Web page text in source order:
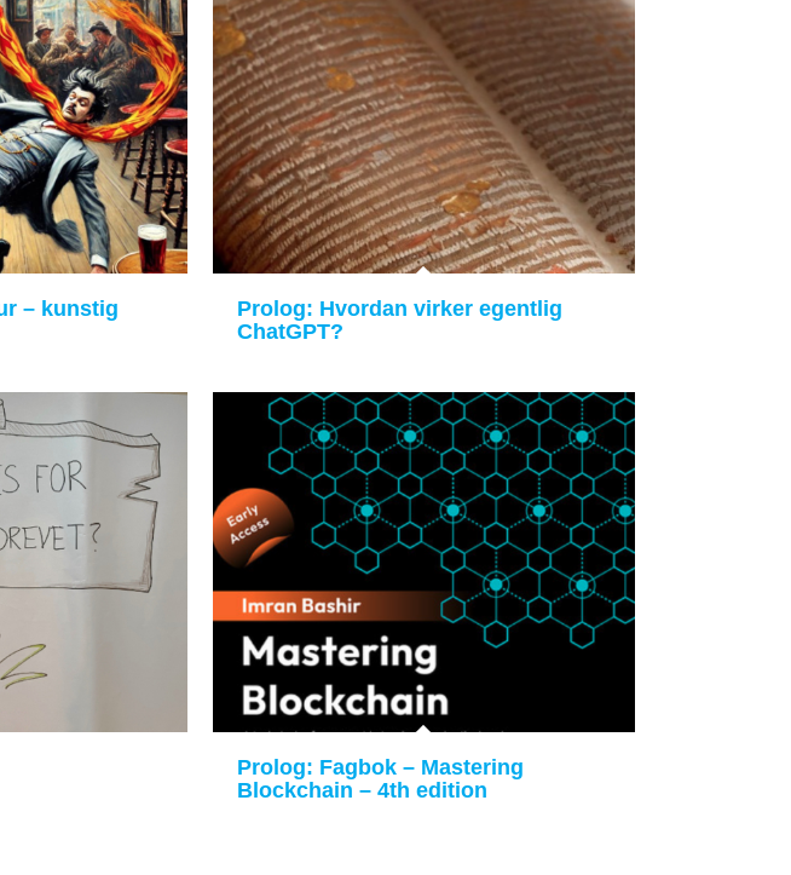
– kunstig
Prolog: Hvordan virker egentlig
ChatGPT?
Prolog: Fagbok – Mastering
Blockchain – 4th edition